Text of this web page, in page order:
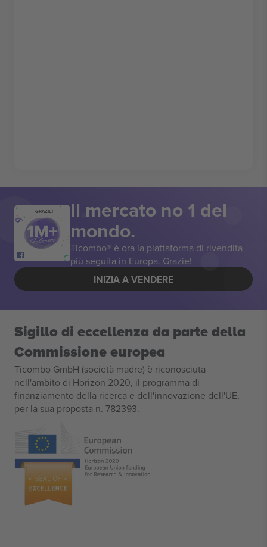
GRAZIE! Il mercato no 1 del
mondo.
Ticombo® è ora la piattaforma di rivendita
più seguita in Europa. Grazie!
INIZIA A VENDERE
Sigillo di eccellenza da parte della
Commissione europea
Ticombo GmbH (società madre) è riconosciuta
nell'ambito di Horizon 2020, il programma di
finanziamento della ricerca e dell'innovazione dell'UE,
per la sua proposta n. 782393.